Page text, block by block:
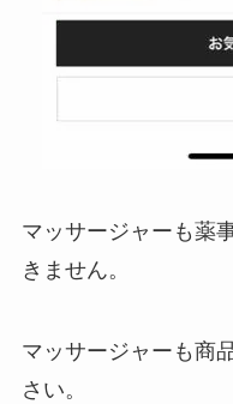
マッサージャーも薬
きません。
マッサージャーも商
さい。